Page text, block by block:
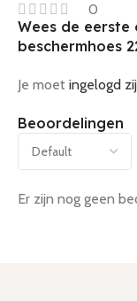
0
Beoordelingen
Er zijn nog geen
Wees de eerste
beschermhoes
Je moet ingelogd